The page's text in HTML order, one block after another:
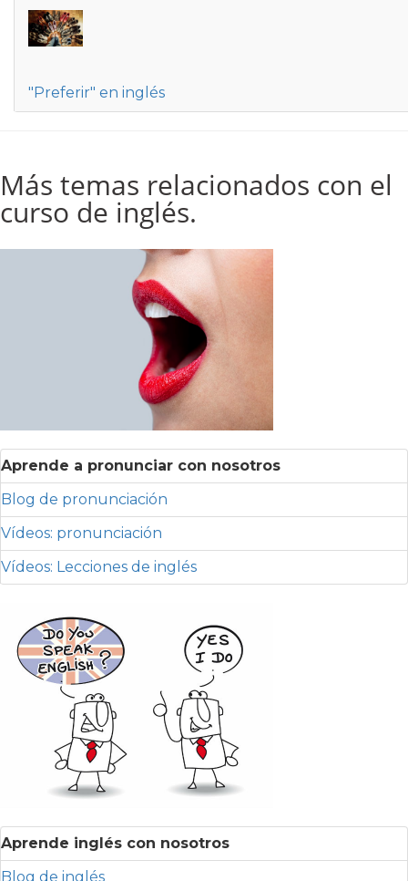
"Preferir" en inglés
Más temas relacionados con el
curso de inglés.
Aprende a pronunciar con nosotros
Blog de pronunciación
Vídeos: pronunciación
Vídeos: Lecciones de inglés
Aprende inglés con nosotros
Blog de inglés